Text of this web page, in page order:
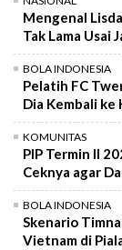
Mengenal
Tak Lama Usai
BOLA INDONESIA
Pelatih FC
Dia Kembali ke
KOMUNITAS
PIP Termin II
Ceknya agar
BOLA INDONESIA
Skenario
Vietnam di